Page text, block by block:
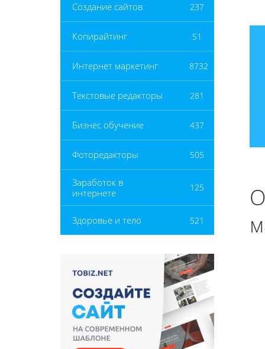
Создание сайтов 237
Копирайтинг 51
Интернет маркетинг 8732
Текстовые редакторы 281
Бизнес обучение 437
Фоторедакторы 505
Заработок в
интернете
125
Здоровье и тело 521